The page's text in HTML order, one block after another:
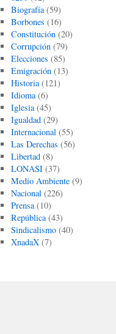
Biografía(59)
Borbones (16)
Constitución(20)
Corrupción(79)
Elecciones (85)
Emigración(13)
Historia(121)
Idioma(6)
Iglesia(45)
Igualdad(29)
Internacional(55)
Las Derechas (56)
Libertad(8)
LONASI(37)
Medio Ambiente(9)
Nacional(226)
Prensa(10)
República(43)
Sindicalismo(40)
XnadaX(7)